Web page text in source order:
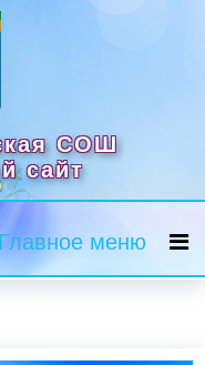
СОШ
сайт
Главное меню